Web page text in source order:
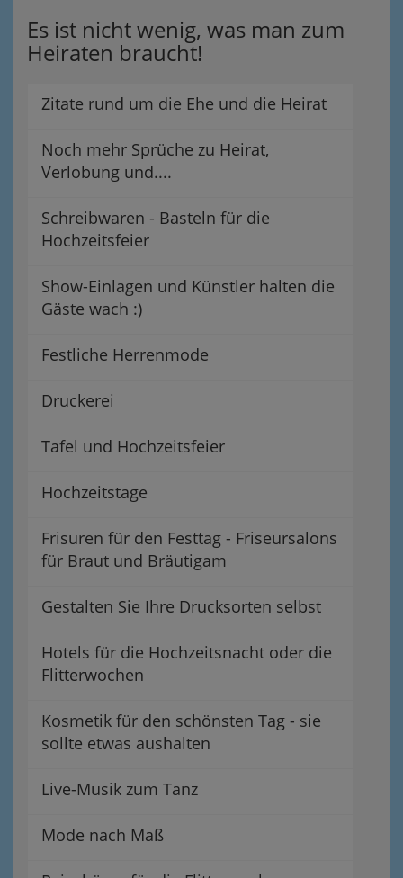
Es ist nicht wenig, was man zum
Heiraten braucht!
Zitate rund um die Ehe und die Heirat
Noch mehr Sprüche zu Heirat,
Verlobung und....
Schreibwaren - Basteln für die
Hochzeitsfeier
Show-Einlagen und Künstler halten die
Gäste wach :)
Festliche Herrenmode
Druckerei
Tafel und Hochzeitsfeier
Hochzeitstage
Frisuren für den Festtag - Friseursalons
für Braut und Bräutigam
Gestalten Sie Ihre Drucksorten selbst
Hotels für die Hochzeitsnacht oder die
Flitterwochen
Kosmetik für den schönsten Tag - sie
sollte etwas aushalten
Live-Musik zum Tanz
Mode nach Maß